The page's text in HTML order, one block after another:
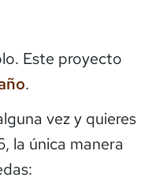
Este proyecto
.
vez y quieres
la única manera